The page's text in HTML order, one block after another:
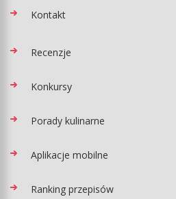
Kontakt
Recenzje
Konkursy
Porady kulinarne
Aplikacje mobilne
Ranking przepisów